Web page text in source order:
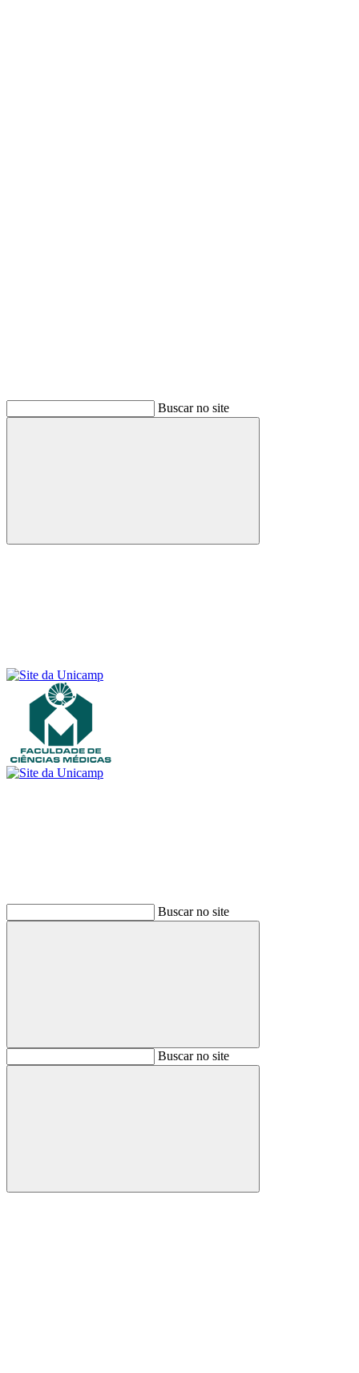
Buscar no site
Buscar
Buscar no site
BuscarBuscar no site
Buscar